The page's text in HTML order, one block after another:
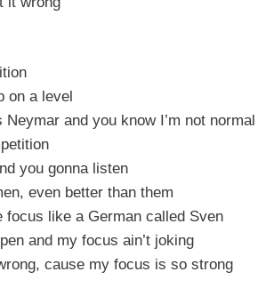
on a level
Neymar and you know I’m not normal
you gonna listen
even better than them
focus like a German called Sven
and my focus ain’t joking
cause my focus is so strong